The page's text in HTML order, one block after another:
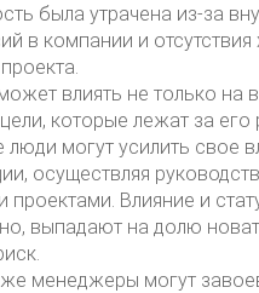
была утрачена из-за
в компании и
влиять не только на
которые лежат за его
люди могут усилить свое
осуществляя
Влияние и
выпадают на долю
менеджеры могут